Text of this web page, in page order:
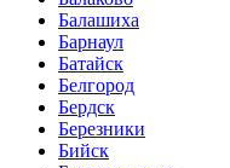
Балашиха
Барнаул
Батайск
Белгород
Бердск
Березники
Бийск